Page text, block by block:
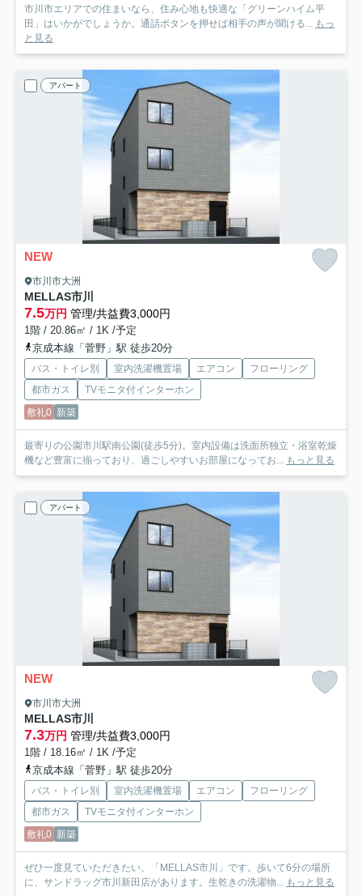
市川市エリアでの住まいなら、住み心地も快適な「グリーンハイム平
田」はいかがでしょうか。通話ボタンを押せば相手の声が聞ける... もっ
と見る
アパート
NEW
市川市大洲
MELLAS市川
7.5万円 管理/共益費3,000円
1階 / 20.86㎡ / 1K /予定
京成本線「菅野」駅 徒歩20分
バス・トイレ別 室内洗濯機置場 エアコン
フローリング
都市ガス
TVモニタ付インターホン
敷礼0 新築
最寄りの公園市川駅南公園(徒歩5分)。室内設備は洗面所独立・浴室乾燥
機など豊富に揃っており、過ごしやすいお部屋になってお... もっと見る
アパート
NEW
市川市大洲
MELLAS市川
7.3万円 管理/共益費3,000円
1階 / 18.16㎡ / 1K /予定
京成本線「菅野」駅 徒歩20分
バス・トイレ別 室内洗濯機置場 エアコン
フローリング
都市ガス
TVモニタ付インターホン
敷礼0 新築
ぜひ一度見ていただきたい、「MELLAS市川」です。歩いて6分の場所
に、サンドラッグ市川新田店があります。生乾きの洗濯物... もっと見る